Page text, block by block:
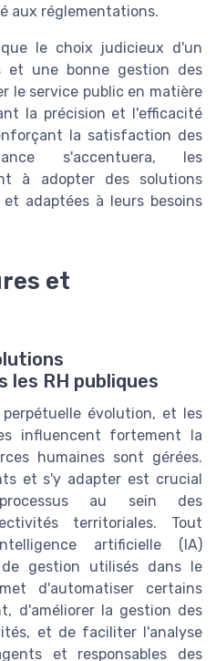
aux réglementations.
le choix judicieux d'un
et une bonne gestion des
le service public en matière
la précision et l'efficacité
la satisfaction des
s'accentuera, les
à adopter des solutions
adaptées à leurs besoins
et
les RH publiques
évolution, et les
influencent fortement la
humaines sont gérées.
et s'y adapter est crucial
au sein des
territoriales. Tout
artificielle (IA)
gestion utilisés dans le
d'automatiser certains
d'améliorer la gestion des
et de faciliter l'analyse
et responsables des